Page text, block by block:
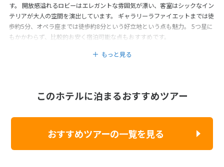
す。 開放感溢れるロビーはエレガントな雰囲気が漂い、客室はシックなイン
テリアが大人の空間を演出しています。 ギャラリーラファイエットまでは徒
歩約5分、オペラ座までは徒歩約8分という好立地という点も魅力。 5つ星に
もかかわらず、比較的お安く宿泊可能な点もおすすめです。
もっと見る
このホテルに泊まるおすすめツアー
おすすめツアーの一覧を見る